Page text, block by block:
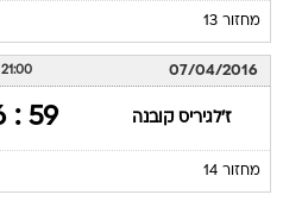
מחזור 13
07/04/2016
21:00
ז'לגיריס קובנה 59 : 66
מחזור 14